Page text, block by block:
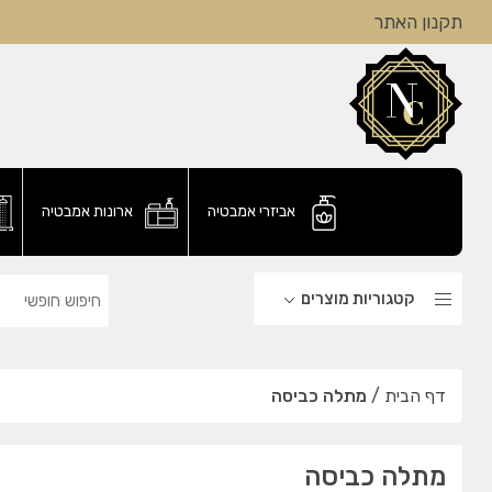
תקנון האתר
אביזרי אמבטיה ארונות אמבטיה
קטגוריות מוצרים
דף הבית / מתלה כביסה
מתלה כביסה